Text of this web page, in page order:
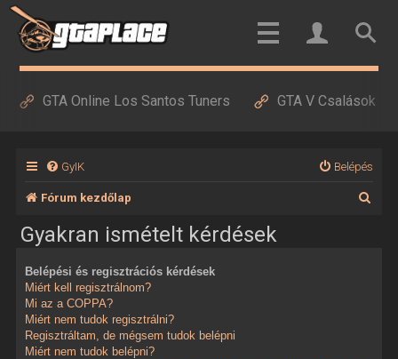
GTA Online Los Santos Tuners GTA V Csalások
GyIK Belépés
Fórum kezdőlap
Gyakran ismételt kérdések
Belépési és regisztrációs kérdések
Miért kell regisztrálnom?
Mi az a COPPA?
Miért nem tudok regisztrálni?
Regisztráltam, de mégsem tudok belépni
Miért nem tudok belépni?